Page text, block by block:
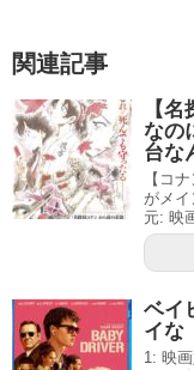
関連記事
【
なの
台な
【コ
がメ
元: 映
ベイ
イな
1: 映